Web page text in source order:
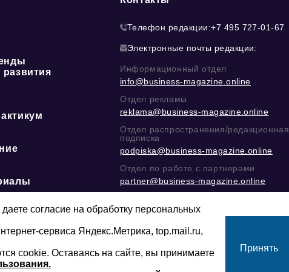
Телефон редакции:+7 495 727-01-67
Электронные почты редакции:
Информационный отдел
info@business-magazine.online
Отдел рекламы
reklama@business-magazine.online
Отдел распространения/редакционная
подписка
podpiska@business-magazine.online
Отдел по работе с партнерами
partner@business-magazine.online
@mazovилиMAX
16+
Сайт может содержать контент, не предназначенный для лиц
младше 16-ти лет.
согласие на обработку персональных
сервиса Яндекс.Метрика, top.mail.ru,
cookie. Оставаясь на сайте, вы принимаете
Принять